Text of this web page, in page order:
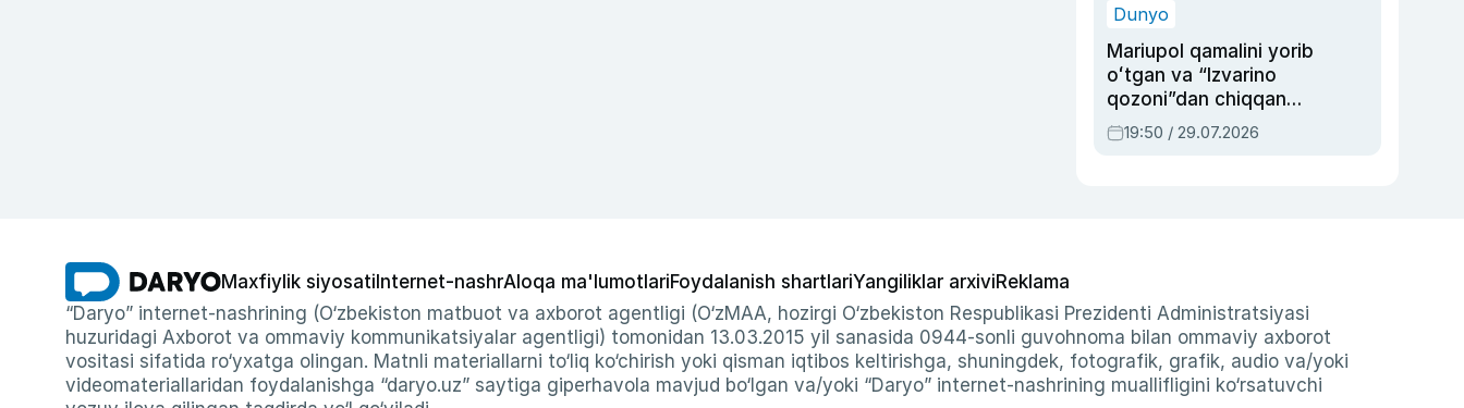
Dunyo
Mariupol qamalini yorib
oʻtgan va “Izvarino
qozoni”dan chiqqan
qahramon — Ukraina
armiyasi bosh
19:50 / 29.07.2026
Maxfiylik siyosati Internet-nashrAloqa ma'lumotlariFoydalanish shartlariYangiliklar arxiviReklama
“Daryo” internet-nashrining (O‘zbekiston matbuot va axborot agentligi (O‘zMAA, hozirgi O‘zbekiston Respublikasi Prezidenti Administratsiyasi
huzuridagi Axborot va ommaviy kommunikatsiyalar agentligi) tomonidan 13.03.2015 yil sanasida 0944-sonli guvohnoma bilan ommaviy axborot
vositasi sifatida ro‘yxatga olingan. Matnli materiallarni to‘liq ko‘chirish yoki qisman iqtibos keltirishga, shuningdek, fotografik, grafik, audio va/yoki
videomateriallaridan foydalanishga “daryo.uz” saytiga giperhavola mavjud bo‘lgan va/yoki “Daryo” internet-nashrining muallifligini ko‘rsatuvchi